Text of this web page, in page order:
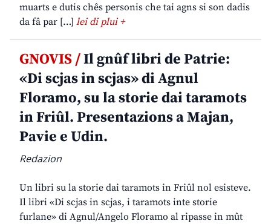
muarts e dutis chês personis che tai agns si son dadis
da fâ par […] lei di plui +
GNOVIS /Il gnûf libri de Patrie:
«Di scjas in scjas» di Agnul
Floramo, su la storie dai taramots
in Friûl. Presentazions a Majan,
Pavie e Udin.
Redazion
Un libri su la storie dai taramots in Friûl nol esisteve.
Il libri «Di scjas in scjas, i taramots inte storie
furlane» di Agnul/Angelo Floramo al ripasse in mût